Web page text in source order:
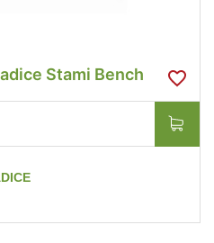
Stami Bench